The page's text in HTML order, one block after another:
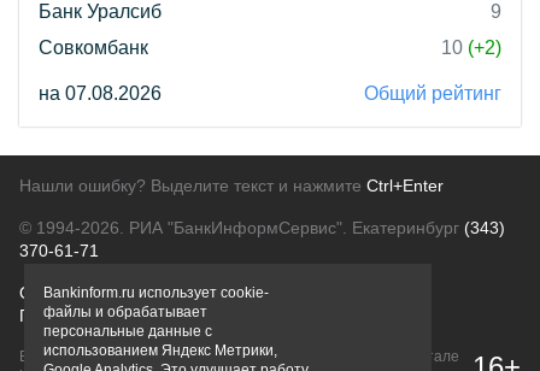
Банк Уралсиб
9
Совкомбанк
10 (+2)
на 07.08.2026 Общий рейтинг
Нашли ошибку? Выделите текст и нажмите Ctrl+Enter
© 1994-2026. РИА "БанкИнформСервис". Екатеринбург (343)
370-61-71
О проектеПолитика конфиденциальности
Правовая информацияДля рекламодателей
Вся информация о продуктах банков, размещенная на портале
Bankinform.ru использует cookie-
файлы и обрабатывает
персональные данные с
использованием Яндекс Метрики,